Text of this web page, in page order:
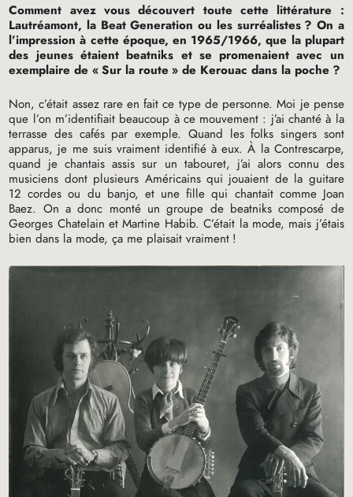
Comment avez vous découvert toute cette littérature :
Lautréamont, la Beat Generation ou les surréalistes ? On a
l’impression à cette époque, en 1965/1966, que la plupart
des jeunes étaient beatniks et se promenaient avec un
exemplaire de «Sur la route» de Kerouac dans la poche ?
Non, c’était assez rare en fait ce type de personne. Moi je pense
que l’on m’identifiait beaucoup à ce mouvement : j’ai chanté à la
terrasse des cafés par exemple. Quand les folks singers sont
apparus, je me suis vraiment identifié à eux. À la Contrescarpe,
quand je chantais assis sur un tabouret, j’ai alors connu des
musiciens dont plusieurs Américains qui jouaient de la guitare
12 cordes ou du banjo, et une fille qui chantait comme Joan
Baez. On a donc monté un groupe de beatniks composé de
Georges Chatelain et Martine Habib. C’était la mode, mais j’étais
bien dans la mode, ça me plaisait vraiment !